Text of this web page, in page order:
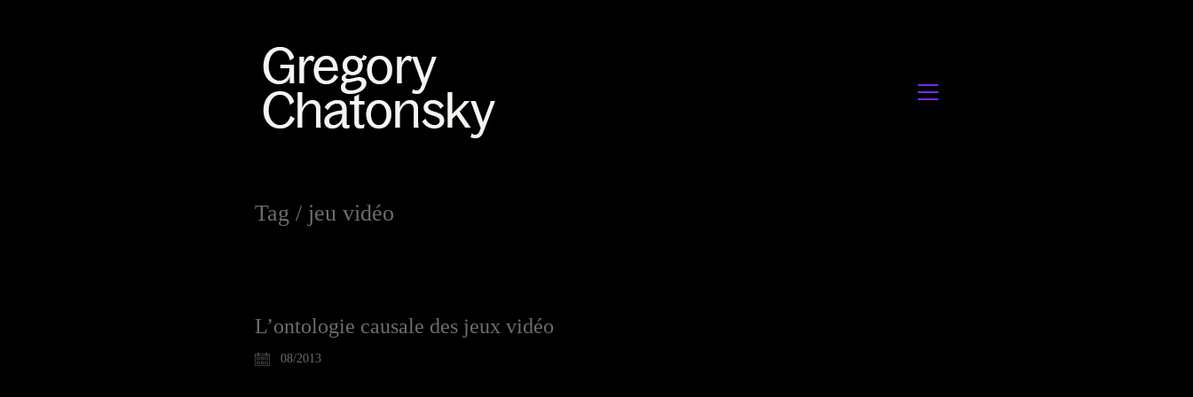
Tag / jeu vidéo
L’ontologie causale des jeux vidéo
08/2013